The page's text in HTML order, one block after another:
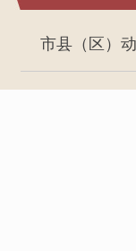
市县（区）